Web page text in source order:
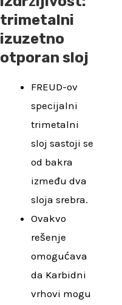
trimetalni
izuzetno
otporan sloj
FREUD-ov
specijalni
trimetalni
sloj sastoji se
od bakra
između dva
sloja srebra.
Ovakvo
rešenje
omogućava
da Karbidni
vrhovi mogu